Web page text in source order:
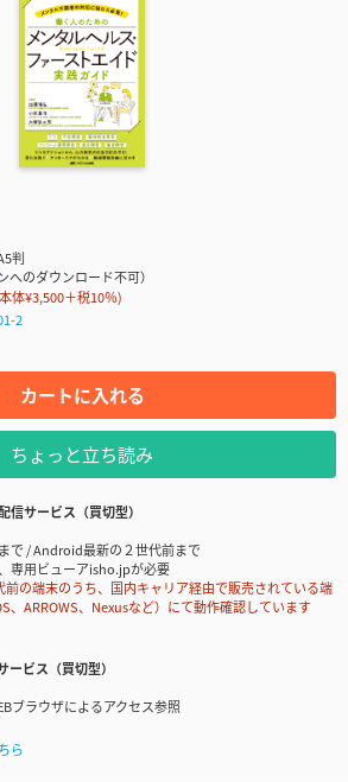
判
へのダウンロード不可）
体¥3,500＋税10％)
2
カートに入れる
ちょっと立ち読み
信サービス（買切型）
で / Android最新の２世代前まで
専用ビューアisho.jpが必要
の端末のうち、国内キャリア経由で販売されている端
、ARROWS、Nexusなど）にて動作確認しています
ービス（買切型）
ブラウザによるアクセス参照
ら